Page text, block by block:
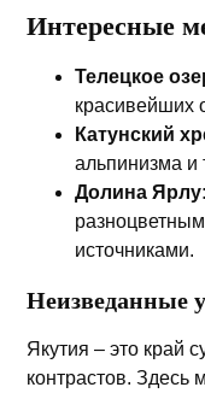
Интересные
Телецкое
красивейших
Катунский
альпинизма и
Долина Ярлу:
источниками.
Неизведанные
Якутия – это край
контрастов. Здесь